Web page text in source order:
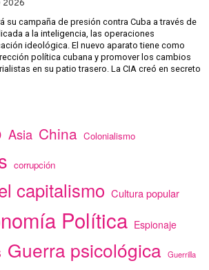
2026
su campaña de presión contra Cuba a través de
a la inteligencia, las operaciones
ideológica. El nuevo aparato tiene como
política cubana y promover los cambios
en su patio trasero. La CIA creó en secreto
Asia China Colonialismo
corrupción
capitalismo Cultura popular
Política Espionaje
Guerra psicológica Guerrilla